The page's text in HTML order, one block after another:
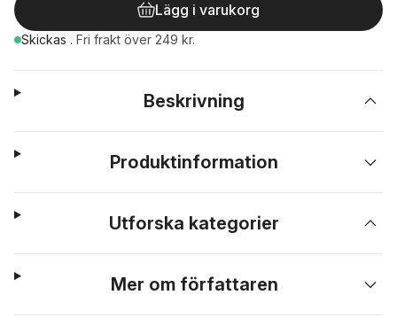
Lägg i varukorg
Skickas . Fri frakt över 249 kr.
Beskrivning
Produktinformation
Utforska kategorier
Mer om författaren